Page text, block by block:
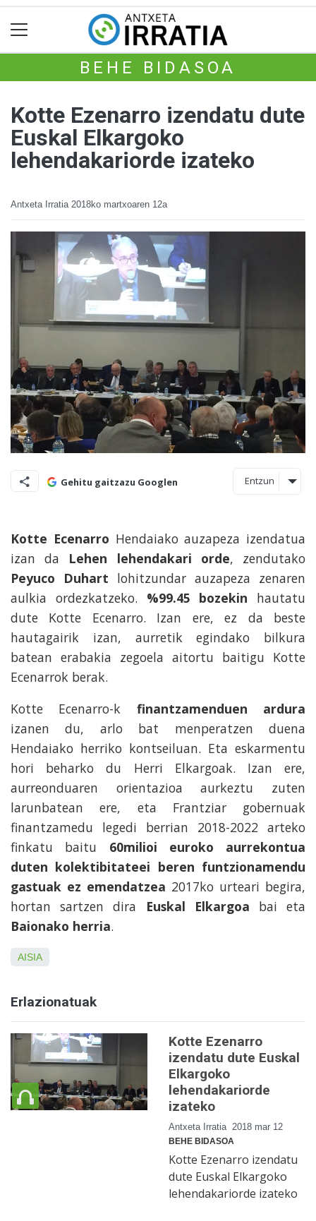
BEHE BIDASOA
Kotte Ezenarro izendatu dute
Euskal Elkargoko
lehendakariorde izateko
Antxeta Irratia 2018ko martxoaren 12a
Gehitu gaitzazu Googlen Entzun
Kotte Ecenarro Hendaiako auzapeza izendatua
izan da Lehen lehendakari orde, zendutako
Peyuco Duhart lohitzundar auzapeza zenaren
aulkia ordezkatzeko. %99.45 bozekin hautatu
dute Kotte Ecenarro. Izan ere, ez da beste
hautagairik izan, aurretik egindako bilkura
batean erabakia zegoela aitortu baitigu Kotte
Ecenarrok berak.
Kotte Ecenarro-k finantzamenduen ardura
izanen du, arlo bat menperatzen duena
Hendaiako herriko kontseiluan. Eta eskarmentu
hori beharko du Herri Elkargoak. Izan ere,
aurreonduaren orientazioa aurkeztu zuten
larunbatean ere, eta Frantziar gobernuak
finantzamedu legedi berrian 2018-2022 arteko
finkatu baitu 60milioi euroko aurrekontua
duten kolektibitateei beren funtzionamendu
gastuak ez emendatzea 2017ko urteari begira,
hortan sartzen dira
Euskal Elkargoa bai eta
Baionako herria.
AISIA
Erlazionatuak
Kotte Ezenarro
izendatu dute Euskal
Elkargoko
lehendakariorde
izateko
Antxeta Irratia 2018 mar 12
BEHE BIDASOA
Kotte Ezenarro izendatu
dute Euskal Elkargoko
lehendakariorde izateko